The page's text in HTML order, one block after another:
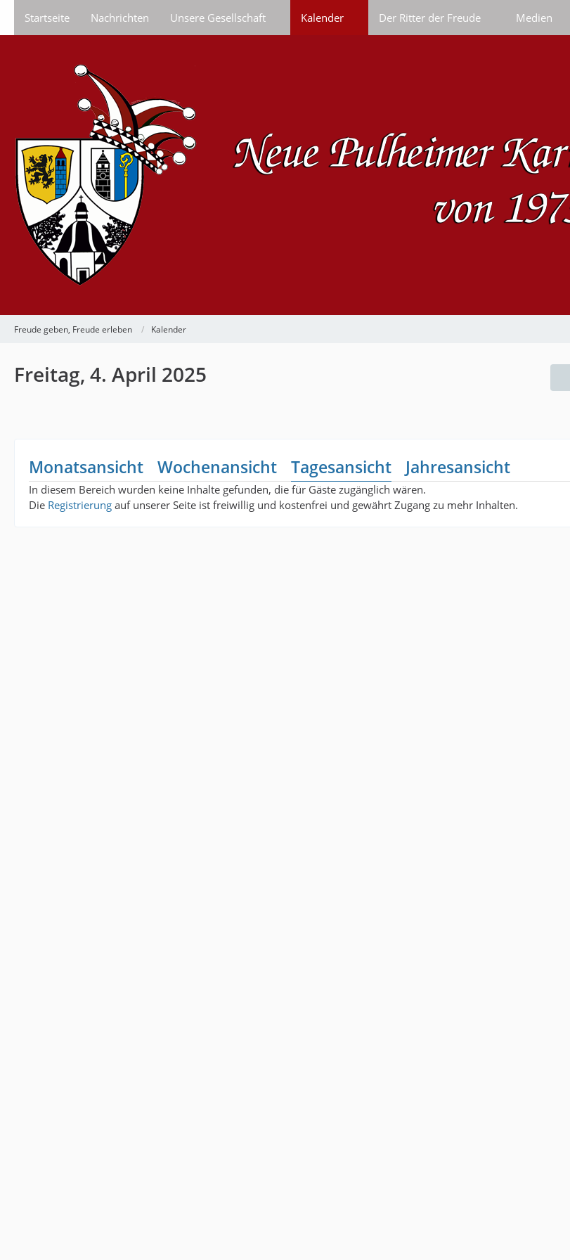
Startseite Nachrichten Unsere Gesellschaft Kalender Der Ritter der Freude Medien
Freude geben, Freude erleben Kalender
Freitag, 4. April 2025
Monatsansicht Wochenansicht Tagesansicht Jahresansicht
In diesem Bereich wurden keine Inhalte gefunden, die für Gäste zugänglich wären.
Die Registrierung auf unserer Seite ist freiwillig und kostenfrei und gewährt Zugang zu mehr Inhalten.